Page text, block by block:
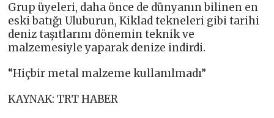
Grup üyeleri, daha önce de dünyanın bilinen en
eski batığı Uluburun, Kiklad tekneleri gibi tarihi
deniz taşıtlarını dönemin teknik ve
malzemesiyle yaparak denize indirdi.
“Hiçbir metal malzeme kullanılmadı”
KAYNAK: TRT HABER